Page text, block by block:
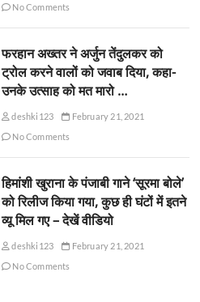
No Comments
फरहान अख्तर ने अर्जुन तेंदुलकर को
ट्रोल करने वालों को जवाब दिया, कहा-
उनके उत्साह को मत मारो …
deshki123
February 21, 2021
No Comments
हिमांशी खुराना के पंजाबी गाने ‘सूरमा बोले’
को रिलीज किया गया, कुछ ही घंटों में इतने
व्यू मिल गए – देखें वीडियो
deshki123
February 21, 2021
No Comments